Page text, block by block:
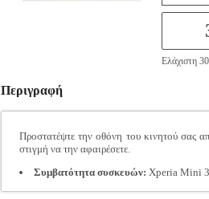
Ελάχιστη
Περιγραφή
Προστατέψτε την οθόνη του κινητού σας
στιγμή να την αφαιρέσετε.
Συμβατότητα συσκευών: Xperia Mini